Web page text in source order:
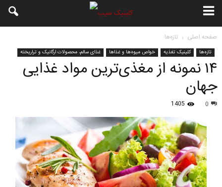
صفحه اصلی تازه‌ها
تازه‌ها کلینیک تغذیه خواص میوه‌ها و غذاها غذای سالم، محصولات ارگانیک و تراریخته
۱۴ نمونه از مغذی‌ترین مواد غذایی
جهان
0
1405